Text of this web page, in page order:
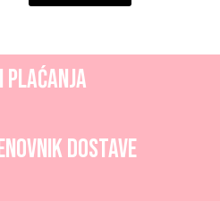
PLAĆANJA
dostave